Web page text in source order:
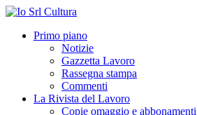
Primo piano
Notizie
Gazzetta Lavoro
Rassegna stampa
Commenti
La Rivista del Lavoro
Copie omaggio e abbonamenti